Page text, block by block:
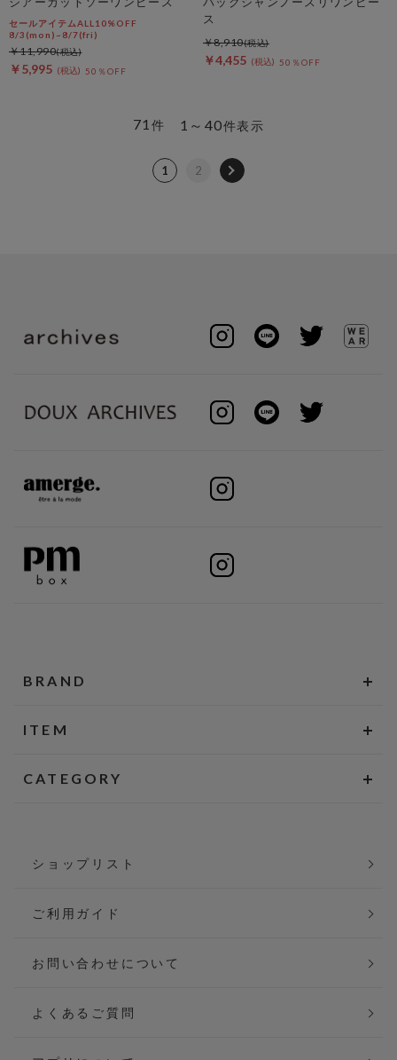
セールアイテムALL10%OFF
8/3(mon)~8/7(fri)
￥5,995 50％OFF
￥11,990
ス
￥4,455 50％OFF
￥8,910
1～40件表示
71件
1 2
BRAND
ITEM
CATEGORY
ショップリスト
ご利用ガイド
お問い合わせについて
よくあるご質問